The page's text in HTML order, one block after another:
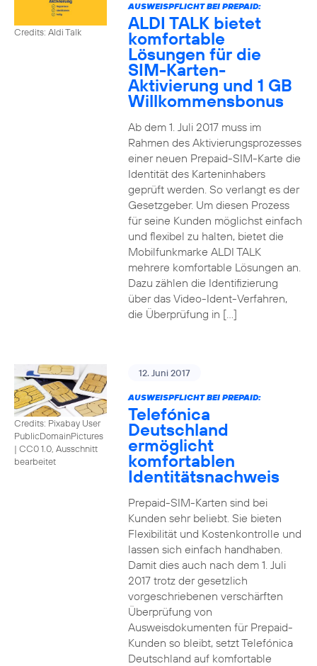
Credits: Aldi Talk
AUSWEISPFLICHT BEI PREPAID:
ALDI TALK bietet
komfortable
Lösungen für die
SIM-Karten-
Aktivierung und 1 GB
Willkommensbonus
Ab dem 1. Juli 2017 muss im
Rahmen des Aktivierungsprozesses
einer neuen Prepaid-SIM-Karte die
Identität des Karteninhabers
geprüft werden. So verlangt es der
Gesetzgeber. Um diesen Prozess
für seine Kunden möglichst einfach
und flexibel zu halten, bietet die
Mobilfunkmarke ALDI TALK
mehrere komfortable Lösungen an.
Dazu zählen die Identifizierung
über das Video-Ident-Verfahren,
die Überprüfung in […]
Credits: Pixabay User
PublicDomainPictures
| CC0 1.0, Ausschnitt
bearbeitet
12. Juni 2017
AUSWEISPFLICHT BEI PREPAID:
Telefónica
Deutschland
ermöglicht
komfortablen
Identitätsnachweis
Prepaid-SIM-Karten sind bei
Kunden sehr beliebt. Sie bieten
Flexibilität und Kostenkontrolle und
lassen sich einfach handhaben.
Damit dies auch nach dem 1. Juli
2017 trotz der gesetzlich
vorgeschriebenen verschärften
Überprüfung von
Ausweisdokumenten für Prepaid-
Kunden so bleibt, setzt Telefónica
Deutschland auf komfortable